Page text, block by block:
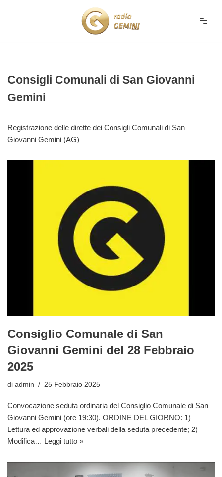
Consigli Comunali di San Giovanni
Gemini
Registrazione delle dirette dei Consigli Comunali di San
Giovanni Gemini (AG)
Consiglio Comunale di San
Giovanni Gemini del 28 Febbraio
2025
di admin 25 Febbraio 2025
Convocazione seduta ordinaria del Consiglio Comunale di San
Giovanni Gemini (ore 19:30). ORDINE DEL GIORNO: 1)
Lettura ed approvazione verbali della seduta precedente; 2)
Modifica… Leggi tutto »